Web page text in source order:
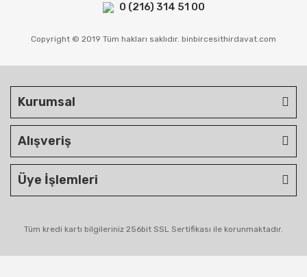
0 (216) 314 51 00
Copyright © 2019 Tüm hakları saklıdır. binbircesithirdavat.com
Kurumsal
Alışveriş
Üye İşlemleri
Tüm kredi kartı bilgileriniz 256bit SSL Sertifikası ile korunmaktadır.